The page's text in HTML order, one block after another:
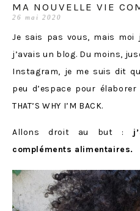
MA NOUVELLE VIE
26 mai 2020
Je sais pas vous, mais moi
j’avais un blog. Du moins,
Instagram, je me suis dit
peu d’espace pour
THAT’S WHY I’M BACK.
Allons droit au but :
compléments alimentaires.